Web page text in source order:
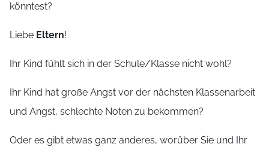
könntest?
Liebe Eltern!
Ihr Kind fühlt sich in der Schule/Klasse nicht wohl?
Ihr Kind hat große Angst vor der nächsten Klassenarbeit
und Angst, schlechte Noten zu bekommen?
Oder es gibt etwas ganz anderes, worüber Sie und Ihr